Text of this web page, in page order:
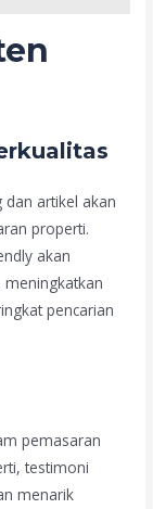
artikel akan
properti.
akan
pencarian
pemasaran
testimoni
menarik